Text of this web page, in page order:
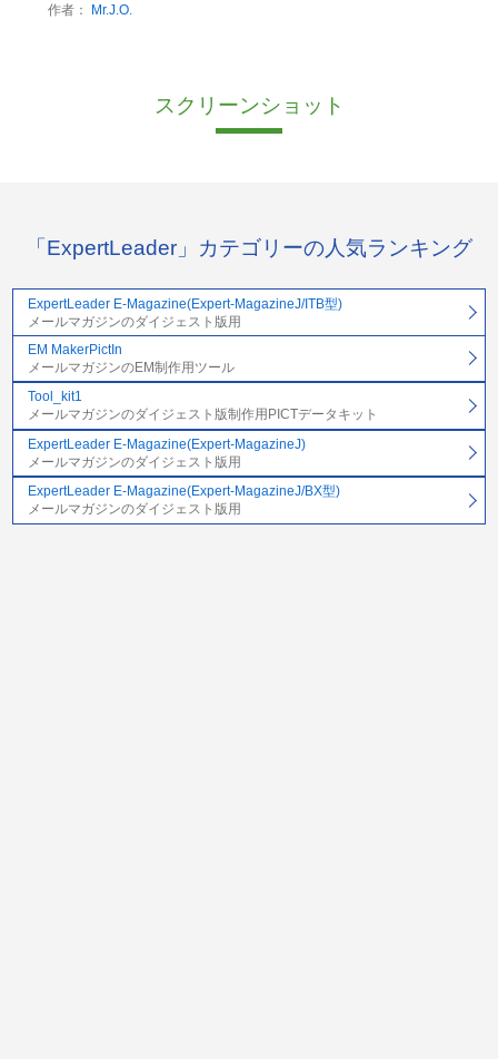
作者：
Mr.J.O.
スクリーンショット
「ExpertLeader」カテゴリーの人気ランキング
ExpertLeader E-Magazine(Expert-MagazineJ/ITB型)
メールマガジンのダイジェスト版用
EM MakerPictIn
メールマガジンのEM制作用ツール
Tool_kit1
メールマガジンのダイジェスト版制作用PICTデータキット
ExpertLeader E-Magazine(Expert-MagazineJ)
メールマガジンのダイジェスト版用
ExpertLeader E-Magazine(Expert-MagazineJ/BX型)
メールマガジンのダイジェスト版用